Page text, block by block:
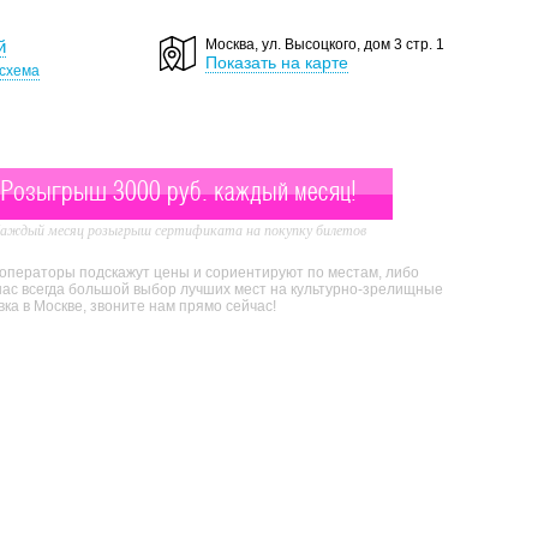
Москва, ул. Высоцкого, дом 3 стр. 1
Показать на карте
Розыгрыш 3000 руб. каждый месяц!
месяц розыгрыш сертификата на покупку билетов
подскажут цены и сориентируют по местам, либо
всегда большой выбор лучших мест на культурно-зрелищные
в Москве, звоните нам прямо сейчас!